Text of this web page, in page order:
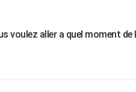
voulez aller a quel moment de